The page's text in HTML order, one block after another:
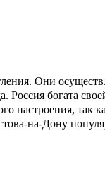
Они
богата
настроения, так
на-Дону